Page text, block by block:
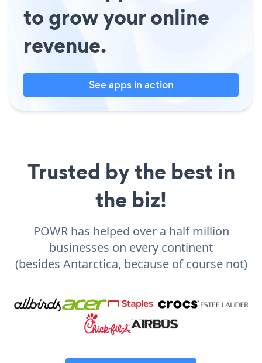
to grow your online
revenue.
See apps in action
Trusted by the best in
the biz!
POWR has helped over a half million
businesses on every continent
(besides Antarctica, because of course not)